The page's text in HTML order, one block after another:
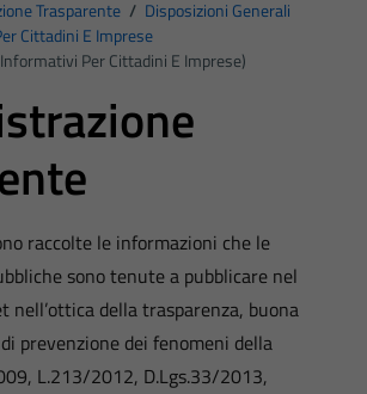
Trasparente / Disposizioni Generali
Cittadini E Imprese
Per Cittadini E Imprese)
raccolte le informazioni che le
sono tenute a pubblicare nel
nell’ottica della trasparenza, buona
prevenzione dei fenomeni della
L.213/2012, D.Lgs.33/2013,